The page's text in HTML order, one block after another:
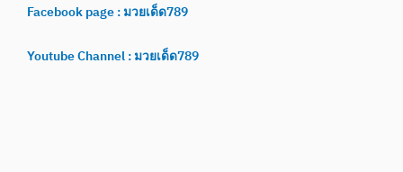
Facebook page : มวยเด็ด789
Youtube Channel : มวยเด็ด789